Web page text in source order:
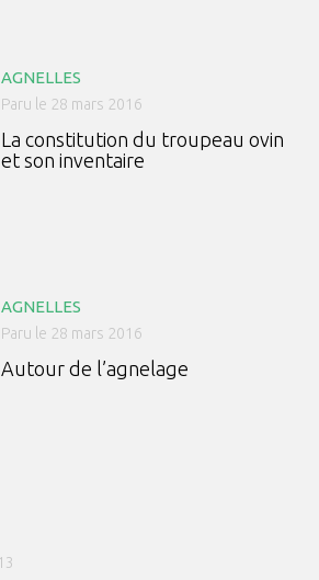
AGNELLES
Paru le 28 mars 2016
La constitution du troupeau ovin
et son inventaire
AGNELLES
Paru le 28 mars 2016
Autour de l’agnelage